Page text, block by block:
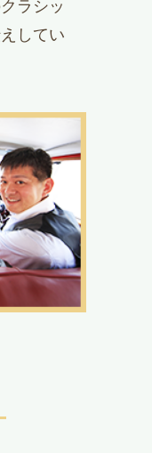
ラシッ
してい